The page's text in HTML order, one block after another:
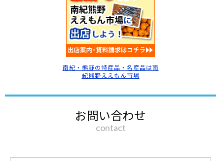
南紀・熊野の特産品・名産品は南
紀熊野ええもん市場
お問い合わせ
contact